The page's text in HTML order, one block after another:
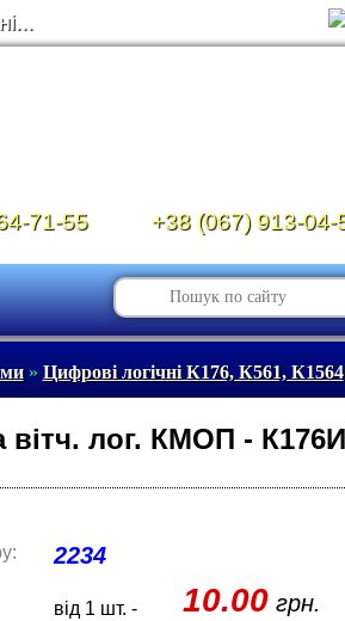
71-55 +38 (067) 913-04-
» Цифрові логічні К176, К561, К1564
вітч. лог. КМОП -
2234
від 1 шт. - 10.00грн.